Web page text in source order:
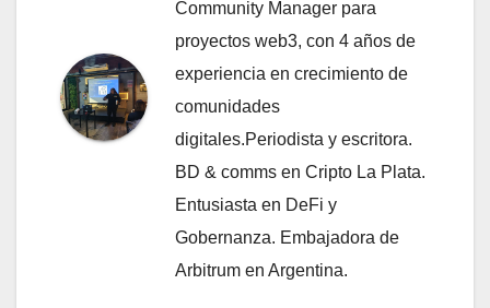
Community Manager para
proyectos web3, con 4 años de
experiencia en crecimiento de
comunidades
digitales.Periodista y escritora.
BD & comms en Cripto La Plata.
Entusiasta en DeFi y
Gobernanza. Embajadora de
Arbitrum en Argentina.